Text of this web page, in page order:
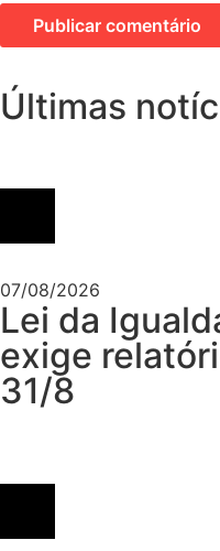
Últimas
07/08/2026
Lei da
exige
31/8